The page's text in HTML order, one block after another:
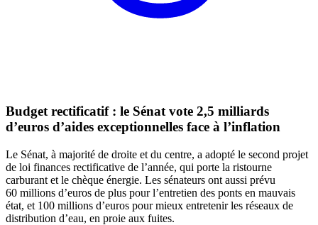
Budget rectificatif : le Sénat vote 2,5 milliards
d’euros d’aides exceptionnelles face à l’inflation
Le Sénat, à majorité de droite et du centre, a adopté le second projet
de loi finances rectificative de l’année, qui porte la ristourne
carburant et le chèque énergie. Les sénateurs ont aussi prévu
60 millions d’euros de plus pour l’entretien des ponts en mauvais
état, et 100 millions d’euros pour mieux entretenir les réseaux de
distribution d’eau, en proie aux fuites.